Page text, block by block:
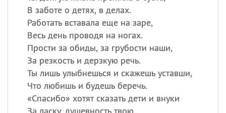
В заботе о детях, в делах.
Работать вставала еще на заре,
Весь день проводя на ногах.
Прости за обиды, за грубости наши,
За резкость и дерзкую речь.
Ты лишь улыбнешься и скажешь уставши,
Что любишь и будешь беречь.
«Спасибо» хотят сказать дети и внуки
11.08 День Святой Клары —
покровительницы
телевидения
ИМЕНА
Сегодня празднуют именины
Герман, Иван,Клим